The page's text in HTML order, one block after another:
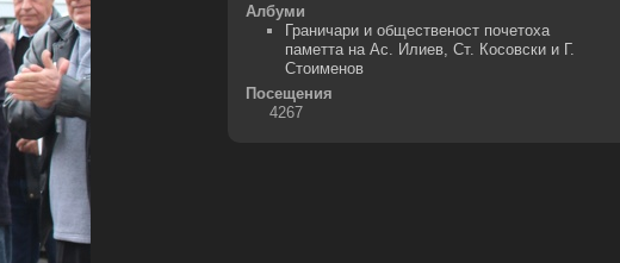
Албуми
Граничари и общественост почетоха
паметта на Ас. Илиев, Ст. Косовски и Г.
Стоименов
Посещения
4267